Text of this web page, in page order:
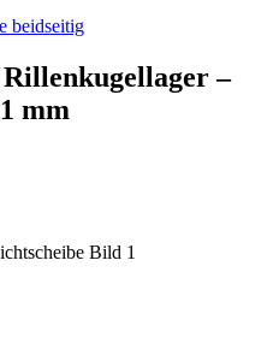
beidseitig
–
mm